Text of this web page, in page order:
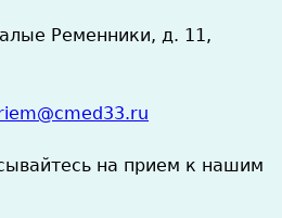
Ременники, д. 11,
на прием к нашим